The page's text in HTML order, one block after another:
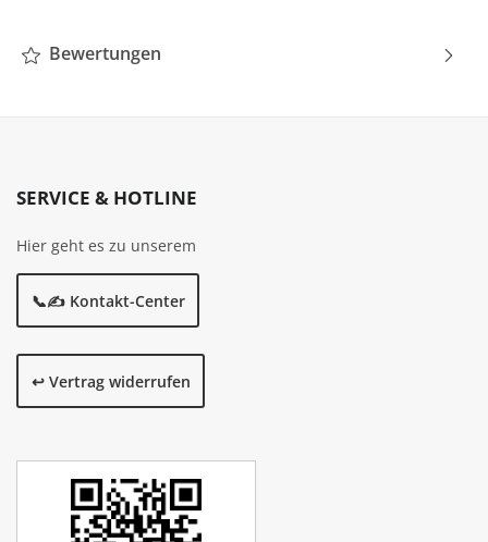
Bewertungen
SERVICE & HOTLINE
Hier geht es zu unserem
📞✍️ Kontakt-Center
↩️ Vertrag widerrufen